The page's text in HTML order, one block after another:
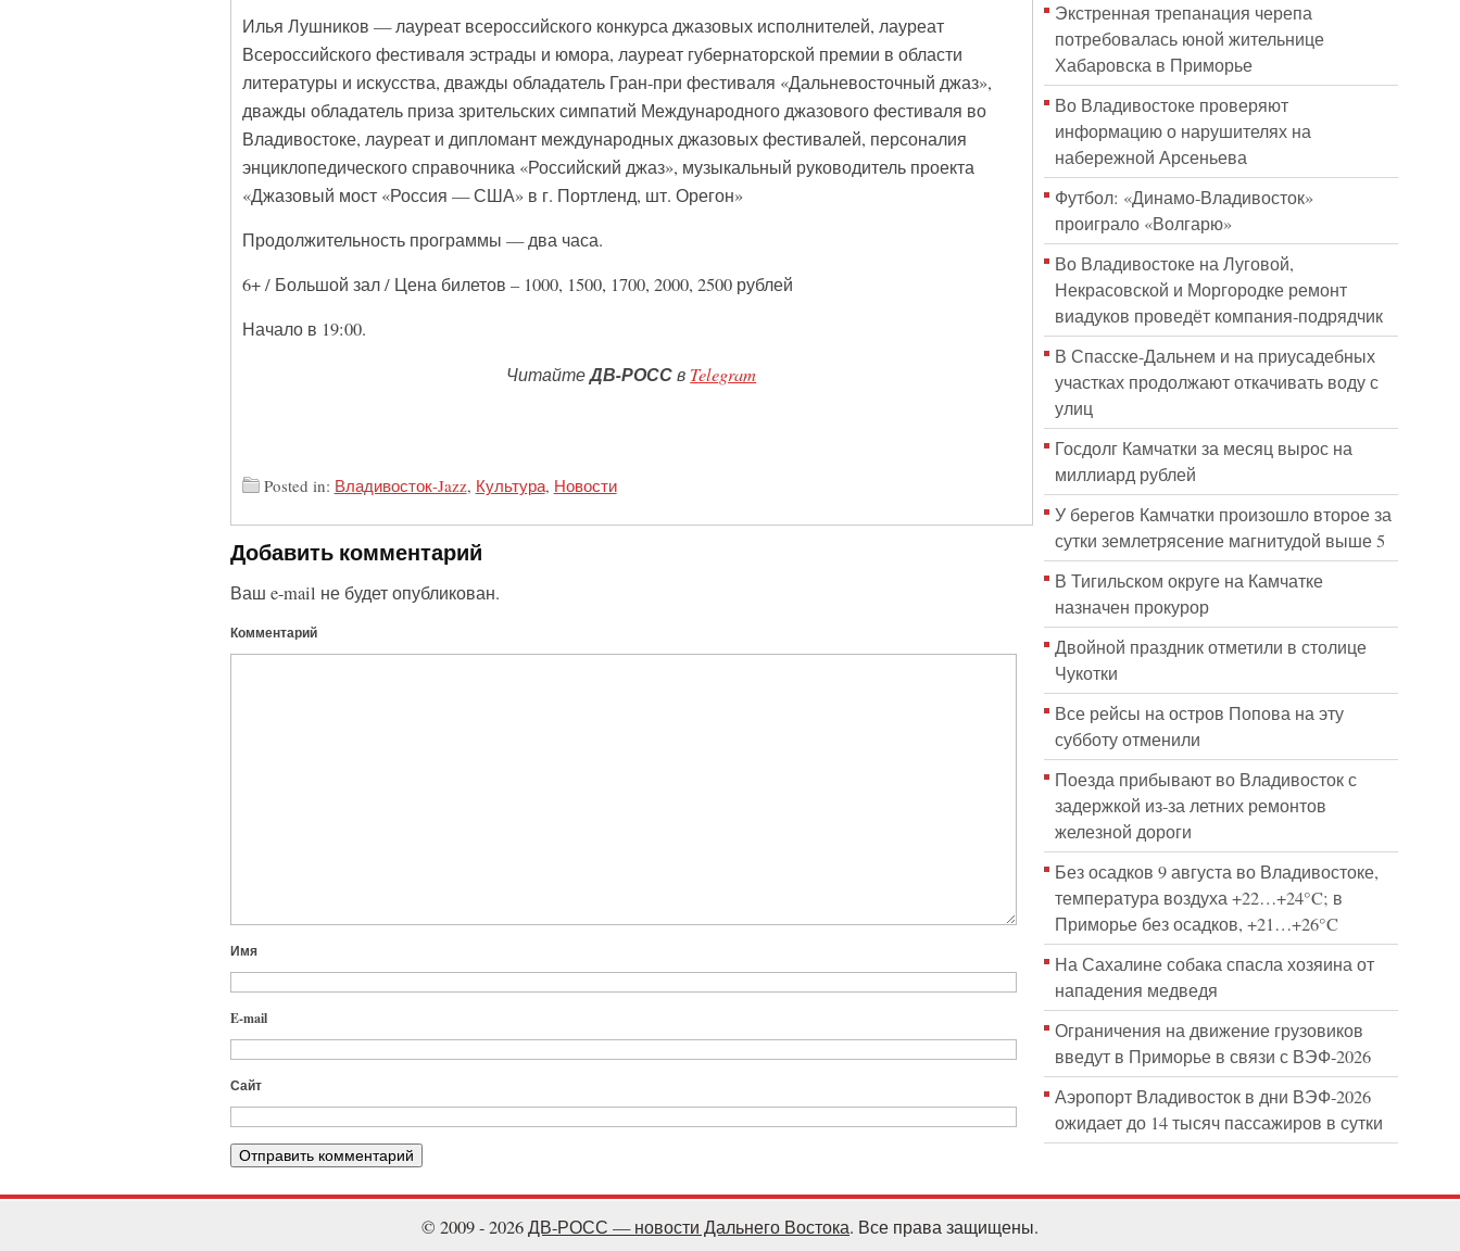
Илья Лушников — лауреат всероссийского конкурса джазовых исполнителей, лауреат
Всероссийского фестиваля эстрады и юмора, лауреат губернаторской премии в области
литературы и искусства, дважды обладатель Гран-при фестиваля «Дальневосточный джаз»,
дважды обладатель приза зрительских симпатий Международного джазового фестиваля во
Владивостоке, лауреат и дипломант международных джазовых фестивалей, персоналия
энциклопедического справочника «Российский джаз», музыкальный руководитель проекта
«Джазовый мост «Россия — США» в г. Портленд, шт. Орегон»
Продолжительность программы — два часа.
6+ / Большой зал / Цена билетов – 1000, 1500, 1700, 2000, 2500 рублей
Начало в 19:00.
ЧитайтеДВ-РОССв Telegram
Posted in: Владивосток-Jazz, Культура, Новости
Добавить комментарий
Ваш e-mail не будет опубликован.
Комментарий
Имя
E-mail
Сайт
Экстренная трепанация черепа
потребовалась юной жительнице
Хабаровска в Приморье
Во Владивостоке проверяют
информацию о нарушителях на
набережной Арсеньева
Футбол: «Динамо-Владивосток»
проиграло «Волгарю»
Во Владивостоке на Луговой,
Некрасовской и Моргородке ремонт
виадуков проведёт компания-подрядчик
В Спасске-Дальнем и на приусадебных
участках продолжают откачивать воду с
улиц
Госдолг Камчатки за месяц вырос на
миллиард рублей
У берегов Камчатки произошло второе за
сутки землетрясение магнитудой выше 5
В Тигильском округе на Камчатке
назначен прокурор
Двойной праздник отметили в столице
Чукотки
Все рейсы на остров Попова на эту
субботу отменили
Поезда прибывают во Владивосток с
задержкой из-за летних ремонтов
железной дороги
Без осадков 9 августа во Владивостоке,
температура воздуха +22…+24°C; в
Приморье без осадков, +21…+26°C
На Сахалине собака спасла хозяина от
нападения медведя
Ограничения на движение грузовиков
введут в Приморье в связи с ВЭФ-2026
Аэропорт Владивосток в дни ВЭФ-2026
ожидает до 14 тысяч пассажиров в сутки
© 2009 - 2026ДВ-РОСС — новости Дальнего Востока. Все права защищены.